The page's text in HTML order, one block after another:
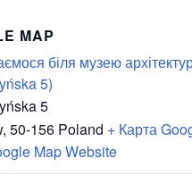
MAP
біля музею
5)
5
, 50-156 Poland + Карта
Map Website